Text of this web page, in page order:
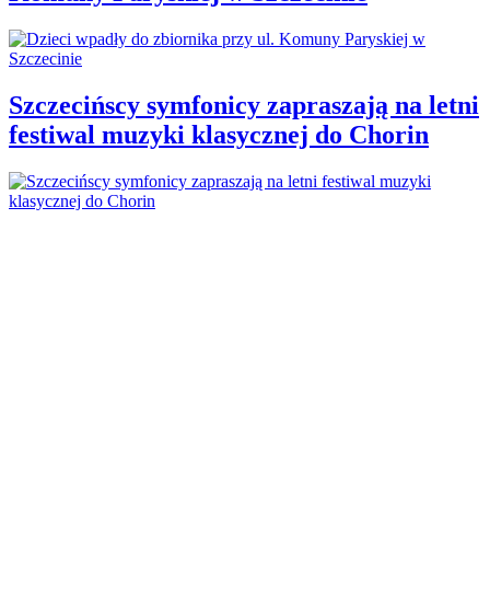
Szczecińscy symfonicy zapraszają na letni
festiwal muzyki klasycznej do Chorin